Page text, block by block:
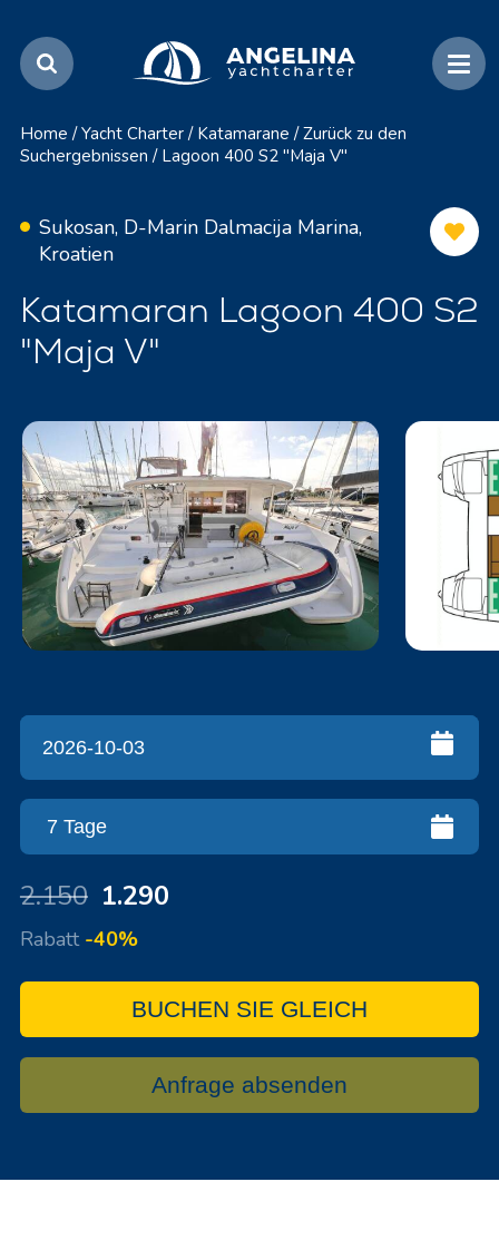
Home / Yacht Charter / Katamarane / Zurück zu den
Suchergebnissen / Lagoon 400 S2 "Maja V"
Sukosan, D-Marin Dalmacija Marina,
Kroatien
Katamaran Lagoon 400 S2
"Maja V"
2.150 1.290
Rabatt -40%
BUCHEN SIE GLEICH
Anfrage absenden